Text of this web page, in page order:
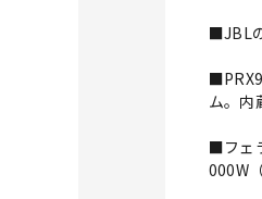
■JBL
ム。内
■フェ
000W